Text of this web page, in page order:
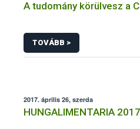
A tudomány körülvesz a
TOVÁBB >
2017. április 26, szerda
HUNGALIMENTARIA 2017